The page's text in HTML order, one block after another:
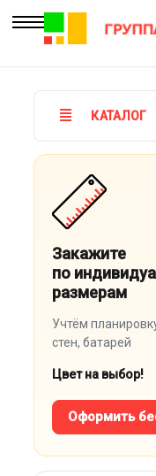
КАТАЛОГ
Закажите
по
размерам
Учтём
стен, батарей
Цвет на выбор!
Оформить